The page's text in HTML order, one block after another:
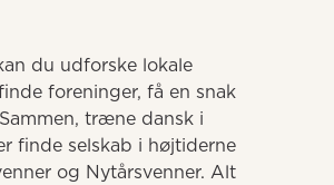
du udforske lokale
foreninger, få en snak
træne dansk i
finde selskab i højtiderne
og Nytårsvenner. Alt